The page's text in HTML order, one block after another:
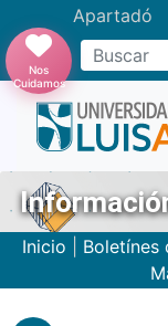
Apartadó
Buscar
Nos
Cuidamos
Inicio Boletínes